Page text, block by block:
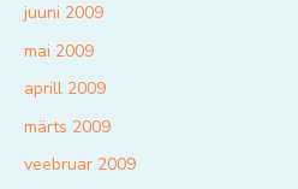
juuni 2009
mai 2009
aprill 2009
märts 2009
veebruar 2009